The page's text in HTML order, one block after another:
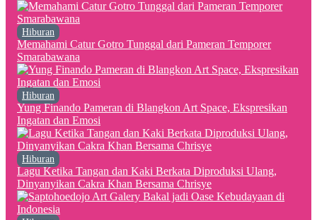
Hiburan
Memahami Catur Gotro Tunggal dari Pameran Temporer
Smarabawana
Hiburan
Yung Finando Pameran di Blangkon Art Space, Ekspresikan
Ingatan dan Emosi
Hiburan
Lagu Ketika Tangan dan Kaki Berkata Diproduksi Ulang,
Dinyanyikan Cakra Khan Bersama Chrisye